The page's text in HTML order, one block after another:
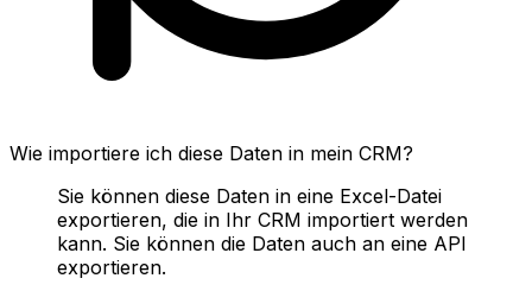
Wie importiere ich diese Daten in mein CRM?
Sie können diese Daten in eine Excel-Datei
exportieren, die in Ihr CRM importiert werden
kann. Sie können die Daten auch an eine API
exportieren.